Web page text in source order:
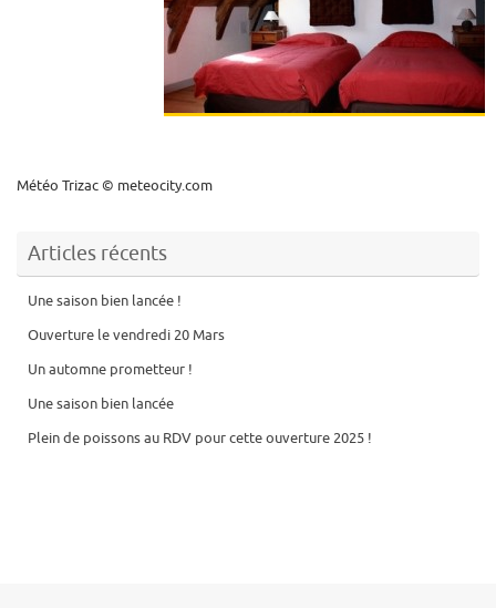
Météo Trizac© meteocity.com
Articles récents
Une saison bien lancée !
Ouverture le vendredi 20 Mars
Un automne prometteur !
Une saison bien lancée
Plein de poissons au RDV pour cette ouverture 2025 !